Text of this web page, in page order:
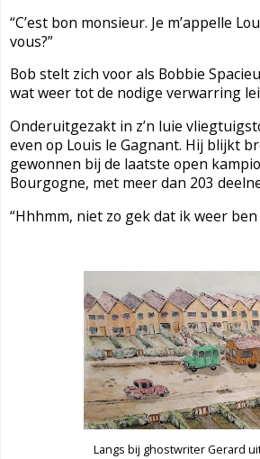
“C’est bon monsieur. Je m’appelle
vous?”
Bob stelt zich voor als Bobbie
wat weer tot de nodige verwarring
Onderuitgezakt in z’n luie
even op Louis le Gagnant. Hij blijkt
gewonnen bij de laatste open
Bourgogne, met meer dan 203
“Hhhmm, niet zo gek dat ik weer
Langs bij ghostwriter Gerard